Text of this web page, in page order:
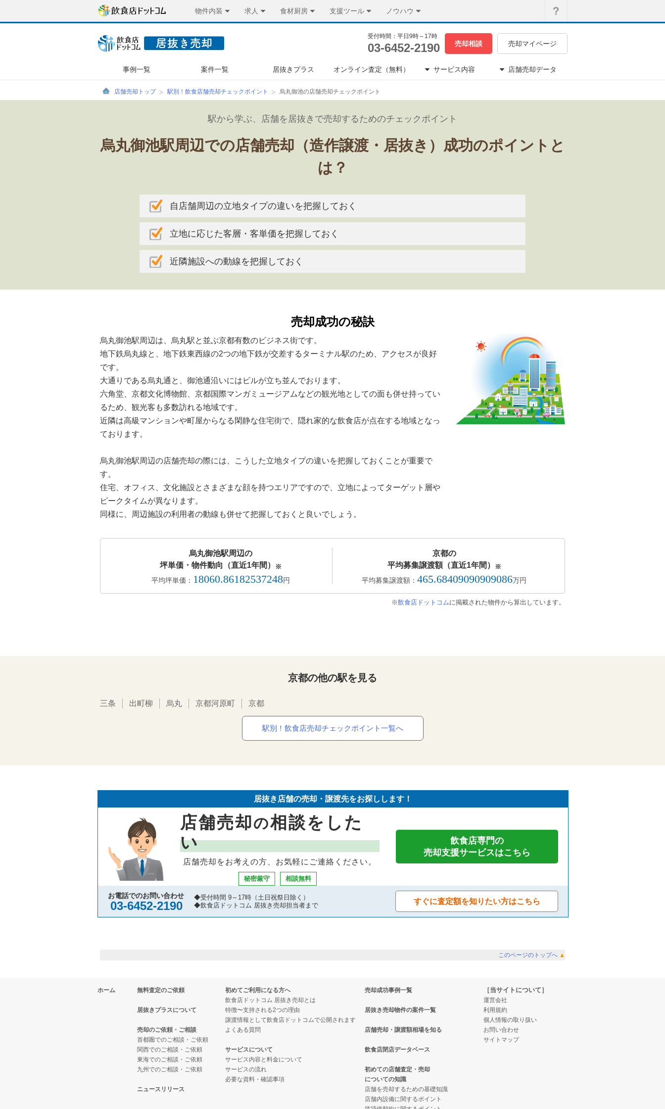
物件内装 求人 食材厨房 支援ツール ノウハウ
受付時間：平日9時～17時
03-6452-2190 売却相談 売却マイページ
事例一覧 案件一覧 居抜きプラス オンライン査定（無料） サービス内容 店舗売却データ
店舗売却トップ 駅別！飲食店舗売却チェックポイント 烏丸御池の店舗売却チェックポイント
駅から学ぶ、店舗を居抜きで売却するためのチェックポイント
烏丸御池駅周辺での店舗売却（造作譲渡・居抜き）成功のポイントと
は？
自店舗周辺の立地タイプの違いを把握しておく
立地に応じた客層・客単価を把握しておく
近隣施設への動線を把握しておく
売却成功の秘訣
烏丸御池駅周辺は、烏丸駅と並ぶ京都有数のビジネス街です。
地下鉄烏丸線と、地下鉄東西線の2つの地下鉄が交差するターミナル駅のため、アクセスが良好
です。
大通りである烏丸通と、御池通沿いにはビルが立ち並んでおります。
六角堂、京都文化博物館、京都国際マンガミュージアムなどの観光地としての面も併せ持ってい
るため、観光客も多数訪れる地域です。
近隣は高級マンションや町屋からなる閑静な住宅街で、隠れ家的な飲食店が点在する地域となっ
ております。
烏丸御池駅周辺の店舗売却の際には、こうした立地タイプの違いを把握しておくことが重要で
す。
住宅、オフィス、文化施設とさまざまな顔を持つエリアですので、立地によってターゲット層や
ピークタイムが異なります。
同様に、周辺施設の利用者の動線も併せて把握しておくと良いでしょう。
烏丸御池駅周辺の
坪単価・物件動向（直近1年間）
※
平均坪単価： 18060.86182537248円
京都の
平均募集譲渡額（直近1年間）
※
平均募集譲渡額： 465.68409090909086万円
※飲食店ドットコムに掲載された物件から算出しています。
京都の他の駅を見る
三条 出町柳 烏丸 京都河原町 京都
駅別！飲食店売却チェックポイント一覧へ
居抜き店舗の売却・譲渡先をお探しします！
店舗売却の相談をした
い
店舗売却をお考えの方、お気軽にご連絡ください。
秘密厳守 相談無料
飲食店専門の
売却支援サービスはこちら
お電話でのお問い合わせ
03-6452-2190
◆受付時間 9～17時（土日祝祭日除く）
◆飲食店ドットコム 居抜き売却担当者まで
すぐに査定額を知りたい方はこちら
このページのトップへ ▲
ホーム 無料査定のご依頼
居抜きプラスについて
売却のご依頼・ご相談
首都圏でのご相談・ご依頼
関西でのご相談・ご依頼
東海でのご相談・ご依頼
九州でのご相談・ご依頼
ニュースリリース
初めてご利用になる方へ
飲食店ドットコム 居抜き売却とは
特徴〜支持される2つの理由
譲渡情報として飲食店ドットコムで公開されます
よくある質問
サービスについて
サービス内容と料金について
サービスの流れ
必要な資料・確認事項
売却成功事例一覧
居抜き売却物件の案件一覧
店舗売却・譲渡額相場を知る
飲食店閉店データベース
初めての店舗査定・売却
についての知識
店舗を売却するための基礎知識
店舗内設備に関するポイント
［当サイトについて］
運営会社
利用規約
個人情報の取り扱い
お問い合わせ
サイトマップ